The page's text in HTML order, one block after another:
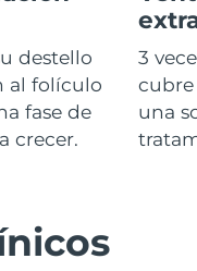
destello
al folículo
fase de
crecer.
3
cubre
una
8/13/26
prevista 8/9/26
prevista